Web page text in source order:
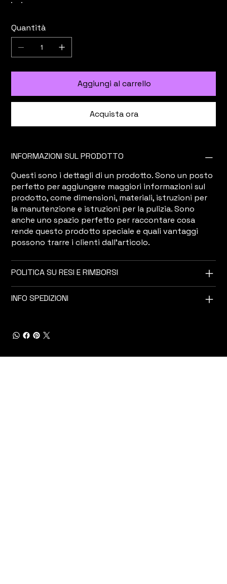
Quantità
Aggiungi al carrello
Acquista ora
INFORMAZIONI SUL PRODOTTO
Questi sono i dettagli di un prodotto. Sono un posto
perfetto per aggiungere maggiori informazioni sul
prodotto, come dimensioni, materiali, istruzioni per
la manutenzione e istruzioni per la pulizia. Sono
anche uno spazio perfetto per raccontare cosa
rende questo prodotto speciale e quali vantaggi
possono trarre i clienti dall'articolo.
POLITICA SU RESI E RIMBORSI
INFO SPEDIZIONI